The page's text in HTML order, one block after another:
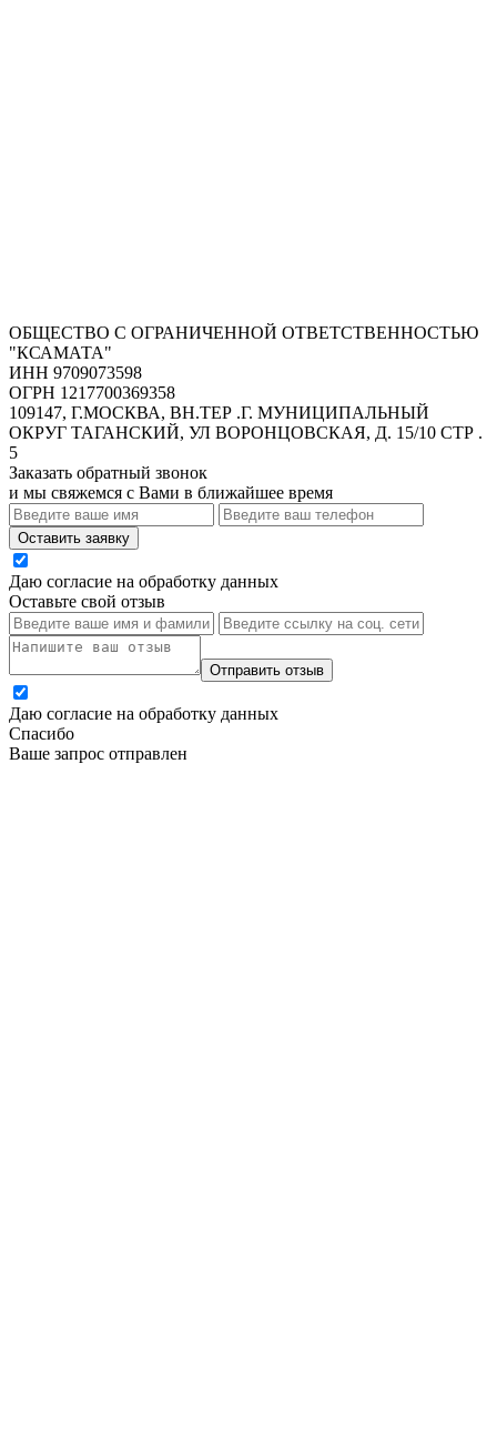
ОБЩЕСТВО С ОГРАНИЧЕННОЙ ОТВЕТСТВЕННОСТЬЮ
"КСАМАТА"
ИНН 9709073598
ОГРН 1217700369358
109147, Г.МОСКВА, ВН.ТЕР .Г. МУНИЦИПАЛЬНЫЙ
ОКРУГ ТАГАНСКИЙ, УЛ ВОРОНЦОВСКАЯ, Д. 15/10 СТР .
5
Заказать обратный звонок
и мы свяжемся с Вами в ближайшее время
Оставить заявку
Даю согласие на обработку данных
Оставьте свой отзыв
Отправить отзыв
Даю согласие на обработку данных
Спасибо
Ваше запрос отправлен